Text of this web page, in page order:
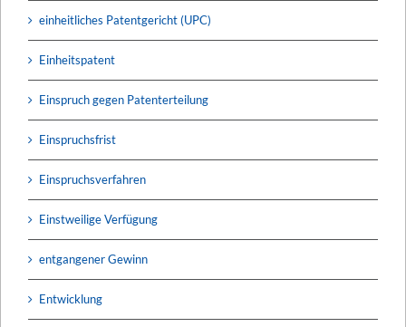
einheitliches Patentgericht (UPC)
Einheitspatent
Einspruch gegen Patenterteilung
Einspruchsfrist
Einspruchsverfahren
Einstweilige Verfügung
entgangener Gewinn
Entwicklung